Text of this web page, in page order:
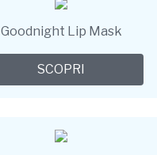
Goodnight Lip Mask
SCOPRI